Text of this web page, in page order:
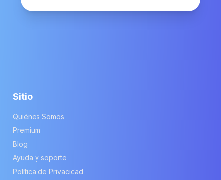
Sitio
Quiénes Somos
Premium
Blog
Ayuda y soporte
Política de Privacidad